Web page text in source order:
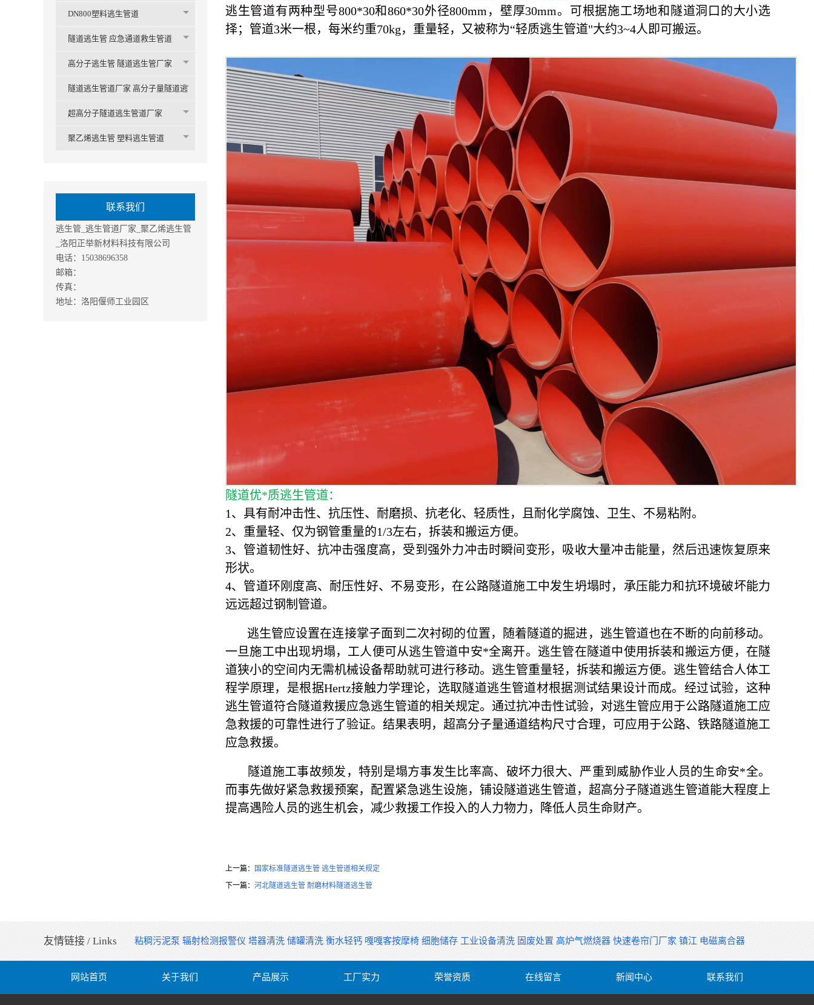
DN800塑料逃生管道
隧道逃生管 应急通道救生管道
高分子逃生管 隧道逃生管厂家
隧道逃生管道厂家 高分子量隧道逃
生管超高分子隧道逃生管道厂家
聚乙烯逃生管 塑料逃生管道
联系我们
逃生管_逃生管道厂家_聚乙烯逃生管
_洛阳正举新材料科技有限公司
电话：15038696358
邮箱：
传真：
地址：洛阳偃师工业园区
逃生管道有两种型号800*30和860*30外径800mm，壁厚30mm。可根据施工场地和隧道洞口的大小选
择；管道3米一根，每米约重70kg，重量轻，又被称为“轻质逃生管道"大约3~4人即可搬运。
隧道优*质逃生管道：
1、具有耐冲击性、抗压性、耐磨损、抗老化、轻质性，且耐化学腐蚀、卫生、不易粘附。
2、重量轻、仅为钢管重量的1/3左右，拆装和搬运方便。
3、管道韧性好、抗冲击强度高，受到强外力冲击时瞬间变形，吸收大量冲击能量，然后迅速恢复原来
形状。
4、管道环刚度高、耐压性好、不易变形，在公路隧道施工中发生坍塌时，承压能力和抗环境破坏能力
远远超过钢制管道。
逃生管应设置在连接掌子面到二次衬砌的位置，随着隧道的掘进，逃生管道也在不断的向前移动。
一旦施工中出现坍塌，工人便可从逃生管道中安*全离开。逃生管在隧道中使用拆装和搬运方便，在隧
道狭小的空间内无需机械设备帮助就可进行移动。逃生管重量轻，拆装和搬运方便。逃生管结合人体工
程学原理，是根据Hertz接触力学理论，选取隧道逃生管道材根据测试结果设计而成。经过试验，这种
逃生管道符合隧道救援应急逃生管道的相关规定。通过抗冲击性试验，对逃生管应用于公路隧道施工应
急救援的可靠性进行了验证。结果表明，超高分子量通道结构尺寸合理，可应用于公路、铁路隧道施工
应急救援。
隧道施工事故频发，特别是塌方事发生比率高、破坏力很大、严重到威胁作业人员的生命安*全。
而事先做好紧急救援预案，配置紧急逃生设施，铺设隧道逃生管道， 超高分子隧道逃生管道能大程度上
提高遇险人员的逃生机会，减少救援工作投入的人力物力，降低人员生命财产。
上一篇：
国家标准隧道逃生管 逃生管道相关规定
下一篇： 河北隧道逃生管 耐磨材料隧道逃生管
友情链接 / Links 粘稠污泥泵 辐射检测报警仪 塔器清洗 储罐清洗 衡水轻钙 嘎嘎客按摩椅 细胞储存 工业设备清洗 固废处置 高炉气燃烧器 快速卷帘门厂家 镇江 电磁离合器
网站首页 关于我们 产品展示 工厂实力 荣誉资质 在线留言 新闻中心 联系我们